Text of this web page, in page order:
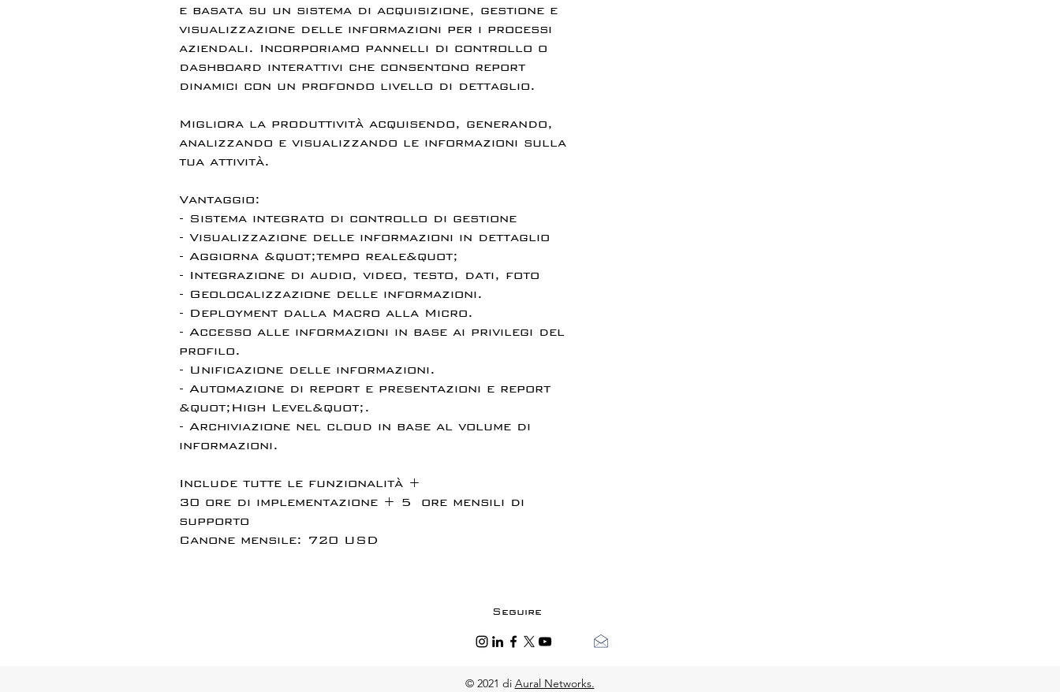
e basata su un sistema di acquisizione, gestione e
visualizzazione delle informazioni per i processi
aziendali. Incorporiamo pannelli di controllo o
dashboard interattivi che consentono report
dinamici con un profondo livello di dettaglio.
Migliora la produttività acquisendo, generando,
analizzando e visualizzando le informazioni sulla
tua attività.
Vantaggio:
- Sistema integrato di controllo di gestione
- Visualizzazione delle informazioni in dettaglio
- Aggiorna &quot;tempo reale&quot;
- Integrazione di audio, video, testo, dati, foto
- Geolocalizzazione delle informazioni.
- Deployment dalla Macro alla Micro.
- Accesso alle informazioni in base ai privilegi del
profilo.
- Unificazione delle informazioni.
- Automazione di report e presentazioni e report
&quot;High Level&quot;.
- Archiviazione nel cloud in base al volume di
informazioni.
Include tutte le funzionalità +
30 ore di implementazione + 5 ore mensili di
supporto
Canone mensile: 720 USD
Seguire
© 2021 di Aural Networks.